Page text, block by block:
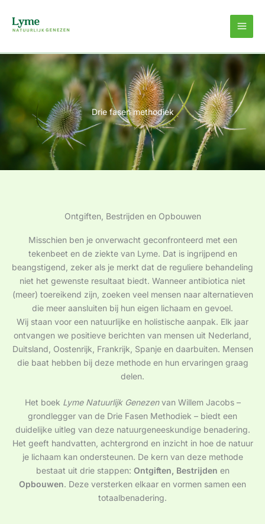
naar
Drie fasen methodiek
Ontgiften, Bestrijden en Opbouwen
Misschien ben je onverwacht geconfronteerd met een
tekenbeet en de ziekte van Lyme. Dat is ingrijpend en
beangstigend, zeker als je merkt dat de reguliere behandeling
niet het gewenste resultaat biedt. Wanneer antibiotica niet
(meer) toereikend zijn, zoeken veel mensen naar alternatieven
die meer aansluiten bij hun eigen lichaam en gevoel.
Wij staan voor een natuurlijke en holistische aanpak. Elk jaar
ontvangen we positieve berichten van mensen uit Nederland,
Duitsland, Oostenrijk, Frankrijk, Spanje en daarbuiten. Mensen
die baat hebben bij deze methode en hun ervaringen graag
delen.
Het boek Lyme Natuurlijk Genezenvan Willem Jacobs –
grondlegger van de Drie Fasen Methodiek – biedt een
duidelijke uitleg van deze natuurgeneeskundige benadering.
Het geeft handvatten, achtergrond en inzicht in hoe de natuur
je lichaam kan ondersteunen. De kern van deze methode
bestaat uit drie stappen: Ontgiften, Bestrijden en
Opbouwen. Deze versterken elkaar en vormen samen een
totaalbenadering.